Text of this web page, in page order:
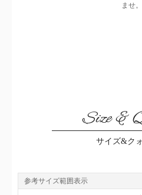
ませ。
Size &
サイズ&ク
参考サイズ範囲表示